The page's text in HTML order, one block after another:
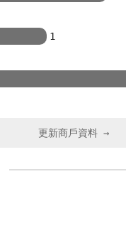
1
更新商戶資料 →